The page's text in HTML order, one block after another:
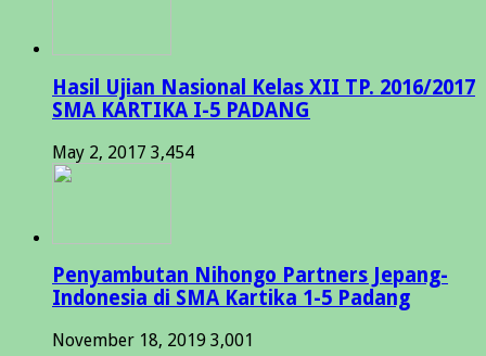
Hasil Ujian Nasional Kelas XII TP. 2016/2017
SMA KARTIKA I-5 PADANG
May 2, 2017 3,454
Penyambutan Nihongo Partners Jepang-
Indonesia di SMA Kartika 1-5 Padang
November 18, 2019 3,001